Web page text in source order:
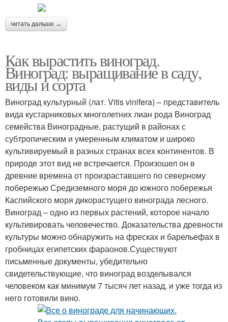
читать дальше →
Как вырастить виноград.
Виноград: выращивание в саду,
виды и сорта
Виноград культурный (лат. Vitis vinifera) – представитель
вида кустарниковых многолетних лиан рода Виноград
семейства Виноградные, растущий в районах с
субтропическим и умеренным климатом и широко
культивируемый в разных странах всех континентов. В
природе этот вид не встречается. Произошел он в
древние времена от произраставшего по северному
побережью Средиземного моря до южного побережья
Каспийского моря дикорастущего винограда лесного.
Виноград – одно из первых растений, которое начало
культивировать человечество. Доказательства древности
культуры можно обнаружить на фресках и барельефах в
гробницах египетских фараонов.Существуют
письменные документы, убедительно
свидетельствующие, что виноград возделывался
человеком как минимум 7 тысяч лет назад, и уже тогда из
него готовили вино.